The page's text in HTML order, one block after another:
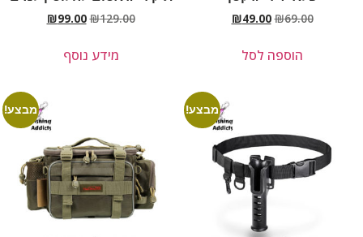
₪69.00
₪49.00
הוספה לסל
₪129.00
₪99.00
מידע נוסף
מבצע! מבצע!